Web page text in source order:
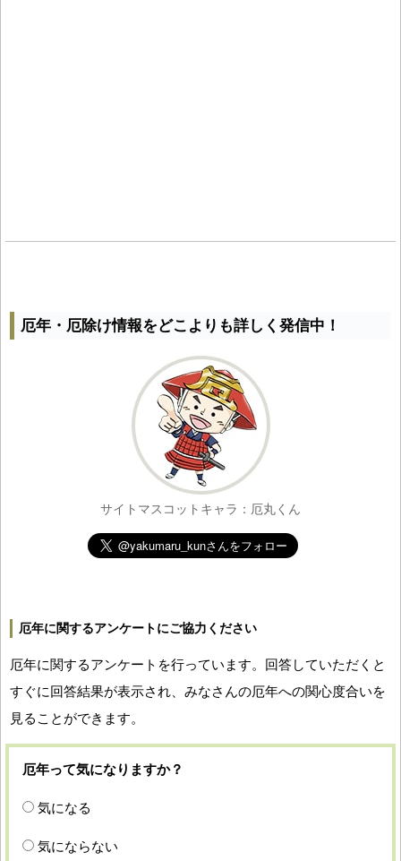
厄年・厄除け情報をどこよりも詳しく発信中！
サイトマスコットキャラ：厄丸くん
厄年に関するアンケートにご協力ください
厄年に関するアンケートを行っています。回答していただくと
すぐに回答結果が表示され、みなさんの厄年への関心度合いを
見ることができます。
厄年って気になりますか？
気になる
気にならない